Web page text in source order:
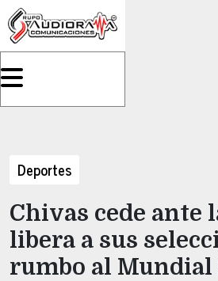
Deportes
Chivas cede ante
libera a sus
rumbo al Mundial